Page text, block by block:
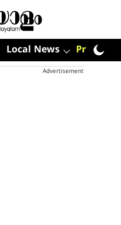
Local News Premium
Advertisement